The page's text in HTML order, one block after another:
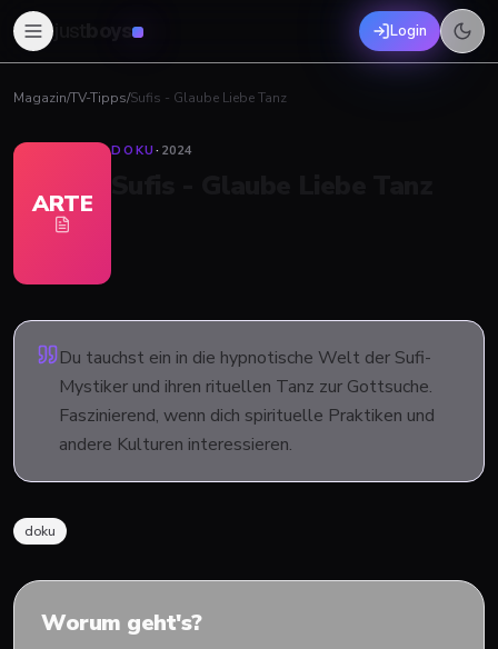
boys Login
Magazin/TV-Tipps/Sufis - Glaube Liebe Tanz
ARTE
DOKU· 2024
Du tauchst ein in die hypnotische Welt der Sufi-
Mystiker und ihren rituellen Tanz zur Gottsuche.
Faszinierend, wenn dich spirituelle Praktiken und
andere Kulturen interessieren.
doku
Worum geht's?